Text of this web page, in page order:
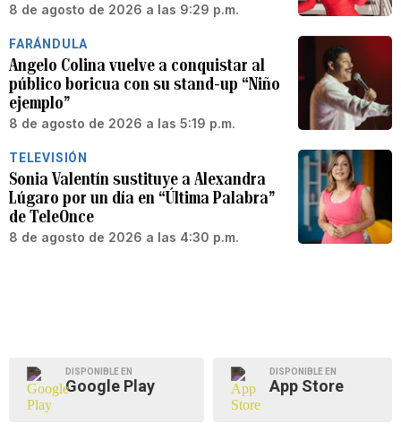
8 de agosto de 2026 a las 9:29 p.m.
FARÁNDULA
Angelo Colina vuelve a conquistar al
público boricua con su stand-up “Niño
ejemplo”
8 de agosto de 2026 a las 5:19 p.m.
TELEVISIÓN
Sonia Valentín sustituye a Alexandra
Lúgaro por un día en “Última Palabra”
de TeleOnce
8 de agosto de 2026 a las 4:30 p.m.
DISPONIBLE EN
Google Play
DISPONIBLE EN
App Store